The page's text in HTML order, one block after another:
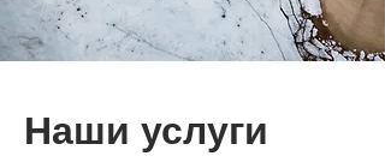
Наши услуги